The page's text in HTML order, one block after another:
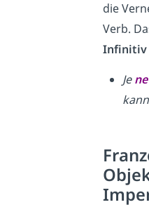
die
Verb.
Infinitiv
Jene